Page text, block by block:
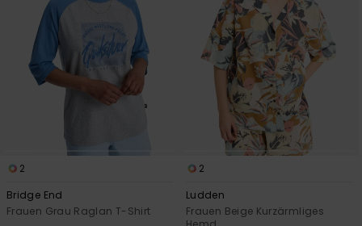
2
Bridge End
Frauen Grau Raglan T-Shirt
2
Ludden
Frauen Beige Kurzärmliges